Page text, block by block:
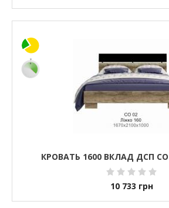
КРОВАТЬ 1600 ВКЛАД ДСП
10 733 грн